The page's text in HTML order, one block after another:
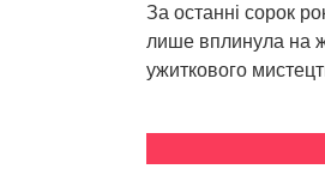
За останні сорок
лише вплинула на
ужиткового